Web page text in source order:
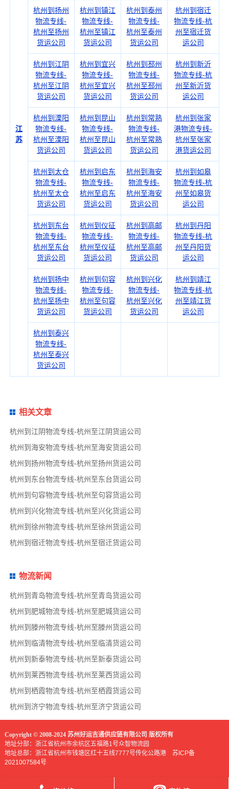
江
苏
杭州到扬州
物流专线-
杭州至扬州
货运公司
杭州到镇江
物流专线-
杭州至镇江
货运公司
杭州到泰州
物流专线-
杭州至泰州
货运公司
杭州到宿迁
物流专线-杭
州至宿迁货
运公司
杭州到江阴
物流专线-
杭州至江阴
货运公司
杭州到宜兴
物流专线-
杭州至宜兴
货运公司
杭州到邳州
物流专线-
杭州至邳州
货运公司
杭州到新沂
物流专线-杭
州至新沂货
运公司
杭州到溧阳
物流专线-
杭州至溧阳
货运公司
杭州到昆山
物流专线-
杭州至昆山
货运公司
杭州到常熟
物流专线-
杭州至常熟
货运公司
杭州到张家
港物流专线-
杭州至张家
港货运公司
杭州到太仓
物流专线-
杭州至太仓
货运公司
杭州到启东
物流专线-
杭州至启东
货运公司
杭州到海安
物流专线-
杭州至海安
货运公司
杭州到如皋
物流专线-杭
州至如皋货
运公司
杭州到东台
物流专线-
杭州至东台
货运公司
杭州到仪征
物流专线-
杭州至仪征
货运公司
杭州到高邮
物流专线-
杭州至高邮
货运公司
杭州到丹阳
物流专线-杭
州至丹阳货
运公司
杭州到扬中
物流专线-
杭州至扬中
货运公司
杭州到句容
物流专线-
杭州至句容
货运公司
杭州到兴化
物流专线-
杭州至兴化
货运公司
杭州到靖江
物流专线-杭
州至靖江货
运公司
杭州到泰兴
物流专线-
杭州至泰兴
货运公司
相关文章
杭州到江阴物流专线-杭州至江阴货运公司
杭州到海安物流专线-杭州至海安货运公司
杭州到扬州物流专线-杭州至扬州货运公司
杭州到东台物流专线-杭州至东台货运公司
杭州到句容物流专线-杭州至句容货运公司
杭州到兴化物流专线-杭州至兴化货运公司
杭州到徐州物流专线-杭州至徐州货运公司
杭州到宿迁物流专线-杭州至宿迁货运公司
物流新闻
杭州到青岛物流专线-杭州至青岛货运公司
杭州到肥城物流专线-杭州至肥城货运公司
杭州到滕州物流专线-杭州至滕州货运公司
杭州到临清物流专线-杭州至临清货运公司
杭州到新泰物流专线-杭州至新泰货运公司
杭州到莱西物流专线-杭州至莱西货运公司
杭州到栖霞物流专线-杭州至栖霞货运公司
杭州到济宁物流专线-杭州至济宁货运公司
Copyright © 2008-2024 苏州好运吉通供应链有限公司 版权所有
地址分部：浙江省杭州市余杭区五福路1号众智物流园
地址总部：浙江省杭州市钱塘区红十五线7777号传化公路港 苏ICP备
2021007584号